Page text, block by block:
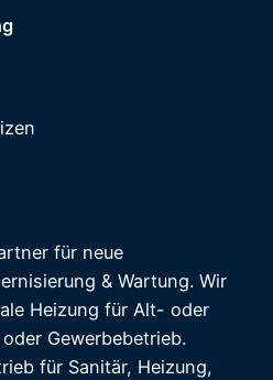
für neue
& Wartung. Wir
Heizung für Alt- oder
Gewerbebetrieb.
für Sanitär, Heizung,